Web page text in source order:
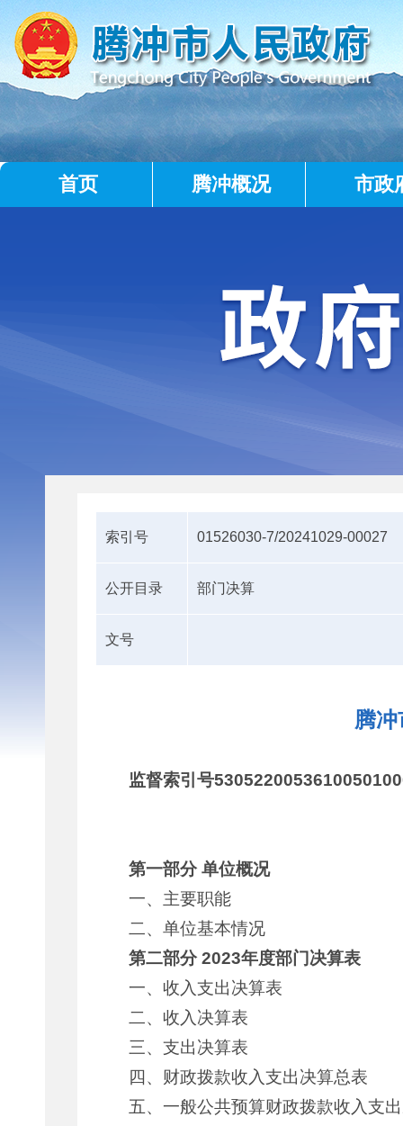
首页 腾冲概况 市政
索引号 01526030-7/20241029-00027
公开目录 部门决算
文号
腾
监督索引号
第一部分 单位概况
一、主要职能
二、单位基本情况
第二部分 2023年度部门决算表
一、收入支出决算表
二、收入决算表
三、支出决算表
四、财政拨款收入支出决算总表
五、一般公共预算财政拨款收入支